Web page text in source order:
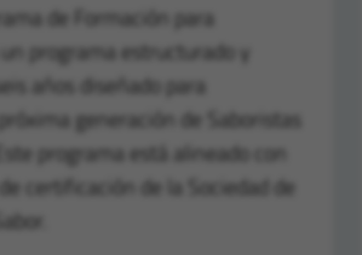
de Formación para
un programa estructurado y
años diseñado para
generación de Saboristas
programa está alineado con
certificación de la Sociedad de